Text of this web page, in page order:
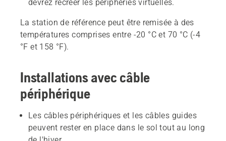
devrez recréer les périphéries virtuelles.
La station de référence peut être remisée à des
températures comprises entre -20 °C et 70 °C (-4
°F et 158 °F).
Installations avec câble
périphérique
Les câbles périphériques et les câbles guides
peuvent rester en place dans le sol tout au long